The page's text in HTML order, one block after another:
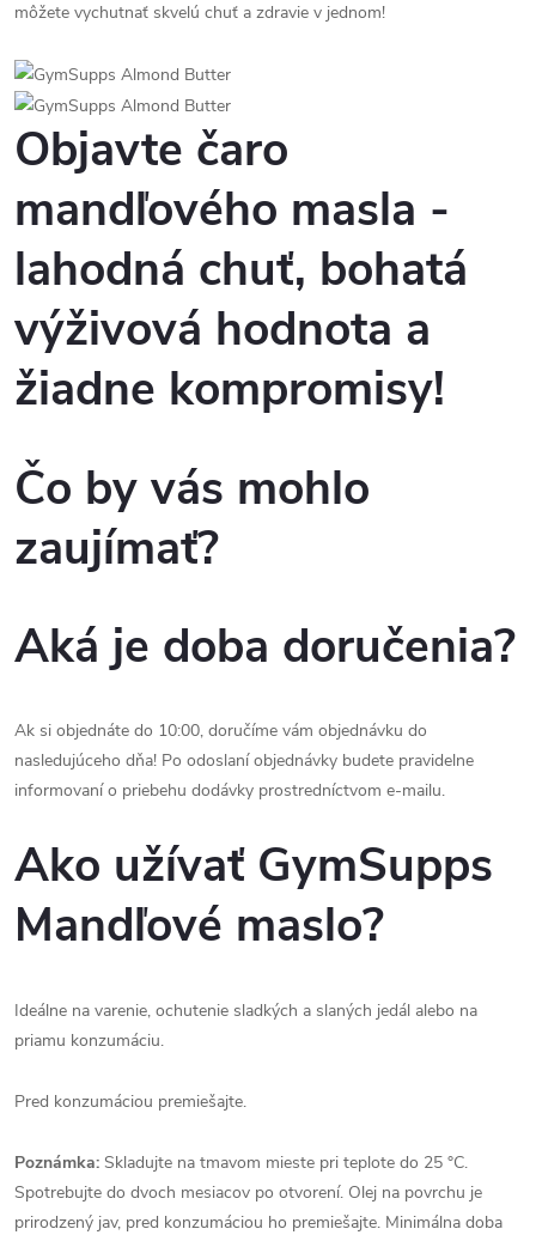
môžete vychutnať skvelú chuť a zdravie v jednom!
Objavte čaro
mandľového masla -
lahodná chuť, bohatá
výživová hodnota a
žiadne kompromisy!
Čo by vás mohlo
zaujímať?
Aká je doba doručenia?
Ak si objednáte do 10:00, doručíme vám objednávku do
nasledujúceho dňa! Po odoslaní objednávky budete pravidelne
informovaní o priebehu dodávky prostredníctvom e-mailu.
Ako užívať GymSupps
Mandľové maslo?
Ideálne na varenie, ochutenie sladkých a slaných jedál alebo na
priamu konzumáciu.
Pred konzumáciou premiešajte.
Poznámka: Skladujte na tmavom mieste pri teplote do 25 °C.
Spotrebujte do dvoch mesiacov po otvorení. Olej na povrchu je
prirodzený jav, pred konzumáciou ho premiešajte. Minimálna doba